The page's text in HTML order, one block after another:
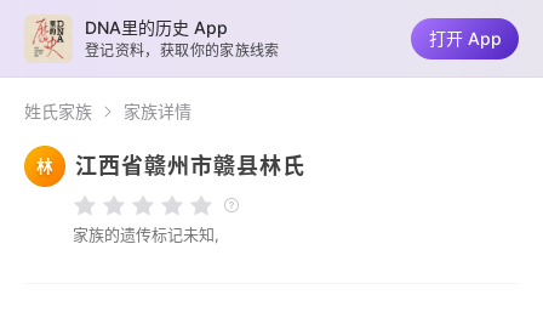
姓氏家族 家族详情
林 江西省赣州市赣县林氏
家族的遗传标记未知,
DNA里的历史 App
登记资料，获取你的家族线索
打开 App